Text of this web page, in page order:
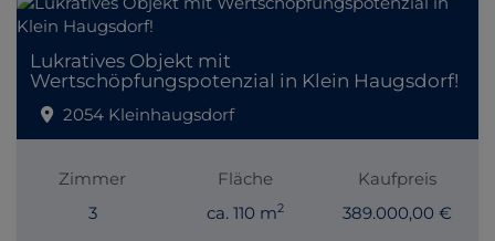
Lukratives Objekt mit
Wertschöpfungspotenzial in Klein Haugsdorf!
2054 Kleinhaugsdorf
Zimmer
3
Fläche
ca. 110 m2
Kaufpreis
389.000,00 €